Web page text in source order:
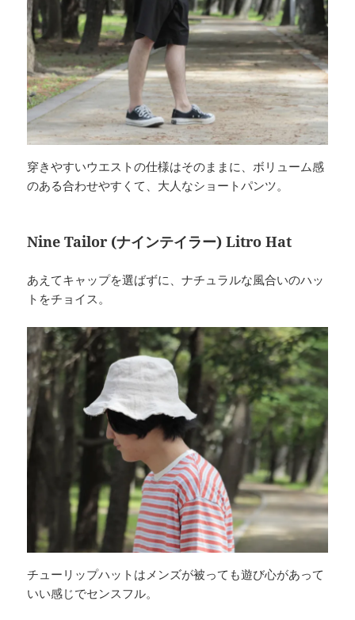
穿きやすいウエストの仕様はそのままに、ボリューム感
のある合わせやすくて、大人なショートパンツ。
Nine Tailor (ナインテイラー) Litro Hat
あえてキャップを選ばずに、ナチュラルな風合いのハッ
トをチョイス。
チューリップハットはメンズが被っても遊び心があって
いい感じでセンスフル。